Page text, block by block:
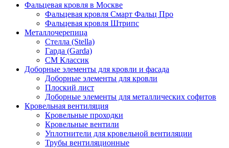
Фальцевая кровля в Москве
Фальцевая кровля Смарт Фальц Про
Фальцевая кровля Штрипс
Металлочерепица
Стелла (Stella)
Гарда (Garda)
СМ Классик
Доборные элементы для кровли и фасада
Доборные элементы для кровли
Плоский лист
Доборные элементы для металлических софитов
Кровельная вентиляция
Кровельные проходки
Кровельные вентили
Уплотнители для кровельной вентиляции
Трубы вентиляционные